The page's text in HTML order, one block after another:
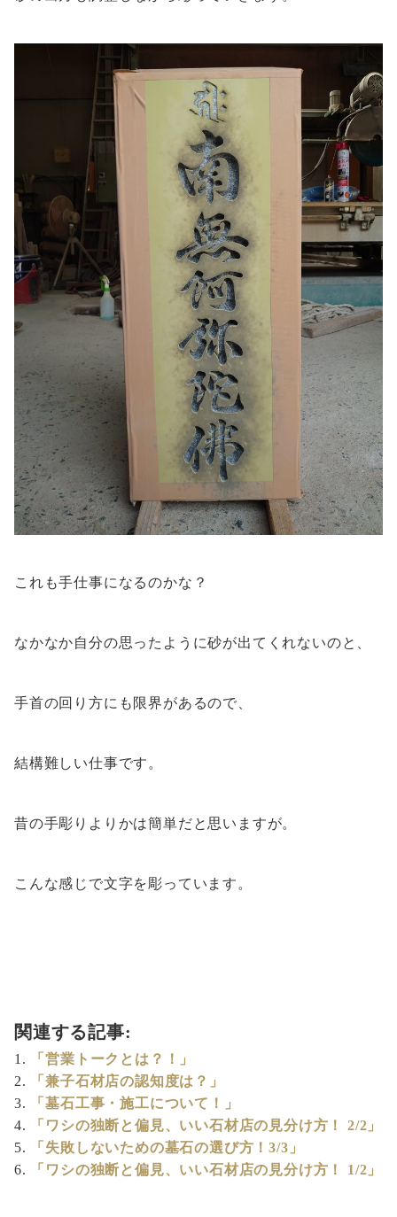
これも手仕事になるのかな？
なかなか自分の思ったように砂が出てくれないのと、
手首の回り方にも限界があるので、
結構難しい仕事です。
昔の手彫りよりかは簡単だと思いますが。
こんな感じで文字を彫っています。
関連する記事:
「営業トークとは？！」
「兼子石材店の認知度は？」
「墓石工事・施工について！」
「ワシの独断と偏見、いい石材店の見分け方！ 2/2」
「失敗しないための墓石の選び方！3/3」
「ワシの独断と偏見、いい石材店の見分け方！ 1/2」